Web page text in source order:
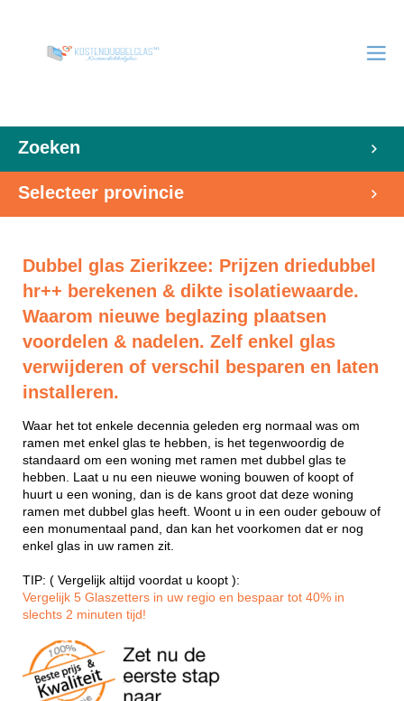
Zoeken
Selecteer provincie
Dubbel glas Zierikzee: Prijzen driedubbel
hr++ berekenen & dikte isolatiewaarde.
Waarom nieuwe beglazing plaatsen
voordelen & nadelen. Zelf enkel glas
verwijderen of verschil besparen en laten
installeren.
Waar het tot enkele decennia geleden erg normaal was om
ramen met enkel glas te hebben, is het tegenwoordig de
standaard om een woning met ramen met dubbel glas te
hebben. Laat u nu een nieuwe woning bouwen of koopt of
huurt u een woning, dan is de kans groot dat deze woning
ramen met dubbel glas heeft. Woont u in een ouder gebouw of
een monumentaal pand, dan kan het voorkomen dat er nog
enkel glas in uw ramen zit.
TIP: ( Vergelijk altijd voordat u koopt ):
Vergelijk 5 Glaszetters in uw regio en bespaar tot 40% in
slechts 2 minuten tijd!